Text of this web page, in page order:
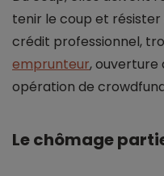
tenir le coup et
crédit professionnel,
emprunteur, ouverture
opération de
Le chômage